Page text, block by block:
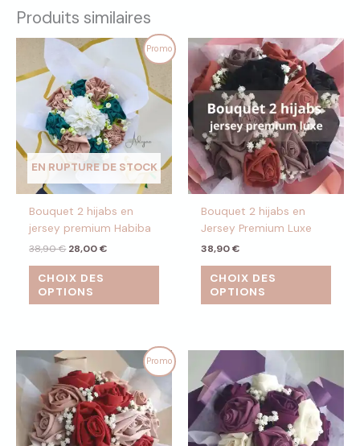
Seuls les clients connectés ayant acheté ce produit ont
la possibilité de laisser un avis.
Produits similaires
Promo
EN RUPTURE DE STOCK
Bouquet 2 hijabs en
jersey premium Habiba
38,90€
Le
prix
était :
38,90 €.
28,00€
Le
prix
est :
28,00 €.
CHOIX DES
OPTIONS
Bouquet 2 hijabs en
Jersey Premium Luxe
38,90€
CHOIX DES
OPTIONS
Promo
Le
prix
initial
était :
48,90 €.
Le
prix
actuel
est :
40,00 €.